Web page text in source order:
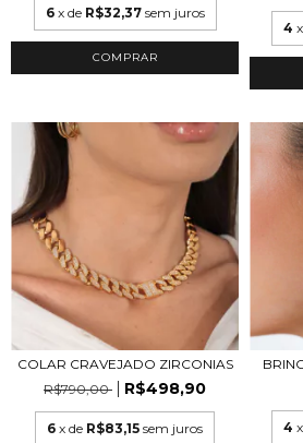
6 x de R$32,37 sem juros
COMPRAR
4
COLAR CRAVEJADO ZIRCONIAS
R$790,00
R$498,90
6 x de R$83,15 sem juros 4